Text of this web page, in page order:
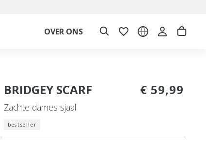
OVER ONS
BRIDGEY SCARF
Zachte dames sjaal
€ 59,99
bestseller